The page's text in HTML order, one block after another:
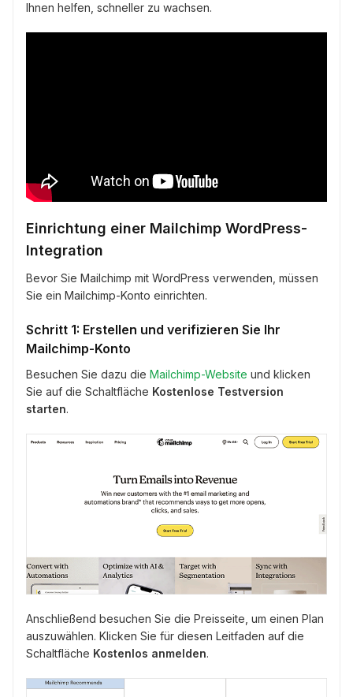
Ihnen helfen, schneller zu wachsen.
Einrichtung einer Mailchimp WordPress-
Integration
Bevor Sie Mailchimp mit WordPress verwenden, müssen
Sie ein Mailchimp-Konto einrichten.
Schritt 1: Erstellen und verifizieren Sie Ihr
Mailchimp-Konto
Besuchen Sie dazu die Mailchimp-Website und klicken
Sie auf die Schaltfläche Kostenlose Testversion
starten.
Anschließend besuchen Sie die Preisseite, um einen Plan
auszuwählen. Klicken Sie für diesen Leitfaden auf die
Schaltfläche Kostenlos anmelden.